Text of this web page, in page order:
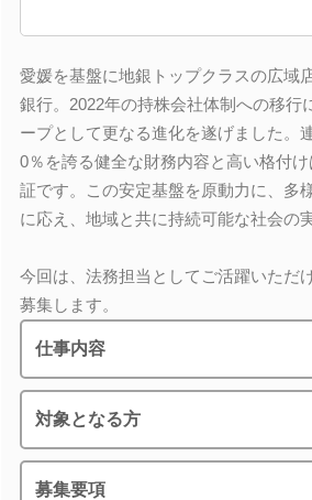
愛媛を基盤に地銀トップクラスの広域
銀行。2022年の持株会社体制への移行
ープとして更なる進化を遂げました。
0％を誇る健全な財務内容と高い格付
証です。この安定基盤を原動力に、多
に応え、地域と共に持続可能な社会の
今回は、法務担当としてご活躍いただ
募集します。
仕事内容
対象となる方
募集要項